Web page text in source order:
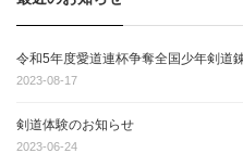
令和5年度愛道連杯争奪全国少年剣道
2023-08-17
剣道体験のお知らせ
2023-06-24